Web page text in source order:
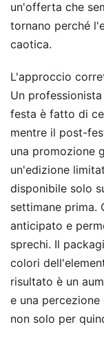
un'offerta che
tornano perché
caotica.
L'approccio
Un
festa è fatto di
mentre il post-
una promozione
un'edizione
disponibile solo
settimane prima.
anticipato e
sprechi. Il
colori
risultato è un
e una
non solo per